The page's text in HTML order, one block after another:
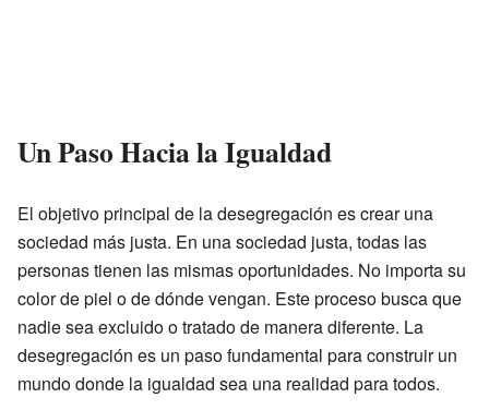
Un Paso Hacia la Igualdad
El objetivo principal de la desegregación es crear una
sociedad más justa. En una sociedad justa, todas las
personas tienen las mismas oportunidades. No importa su
color de piel o de dónde vengan. Este proceso busca que
nadie sea excluido o tratado de manera diferente. La
desegregación es un paso fundamental para construir un
mundo donde la igualdad sea una realidad para todos.